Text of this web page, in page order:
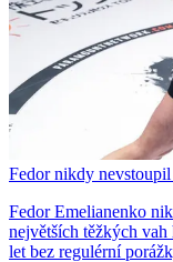
Fedor nikdy
Fedor Emelianenko
největších těžkých vah
let bez regulérní